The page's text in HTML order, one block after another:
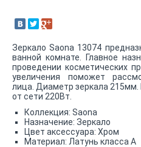
Зеркало Saona 13074
ванной комнате. Главное
проведении косметических
увеличения поможет
лица. Диаметр зеркала 215мм.
от сети 220Вт.
Коллекция: Saona
Назначение: Зеркало
Цвет аксессуара: Хром
Материал: Латунь класса А